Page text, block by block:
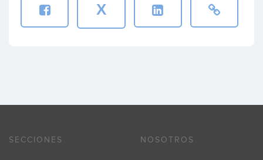
X
SECCIONES NOSOTROS